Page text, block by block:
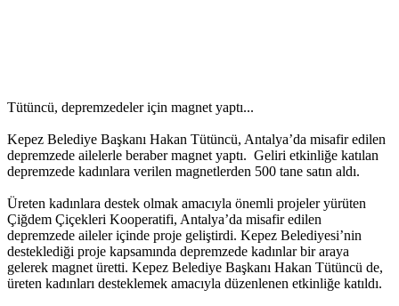
Tütüncü, depremzedeler için magnet yaptı...
Kepez Belediye Başkanı Hakan Tütüncü, Antalya’da misafir edilen
depremzede ailelerle beraber magnet yaptı. Geliri etkinliğe katılan
depremzede kadınlara verilen magnetlerden 500 tane satın aldı.
Üreten kadınlara destek olmak amacıyla önemli projeler yürüten
Çiğdem Çiçekleri Kooperatifi, Antalya’da misafir edilen
depremzede aileler içinde proje geliştirdi. Kepez Belediyesi’nin
desteklediği proje kapsamında depremzede kadınlar bir araya
gelerek magnet üretti. Kepez Belediye Başkanı Hakan Tütüncü de,
üreten kadınları desteklemek amacıyla düzenlenen etkinliğe katıldı.